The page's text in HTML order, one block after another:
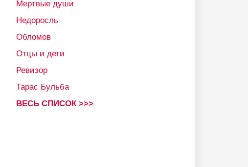
Мертвые души
Недоросль
Обломов
Отцы и дети
Ревизор
Тарас Бульба
ВЕСЬ СПИСОК >>>